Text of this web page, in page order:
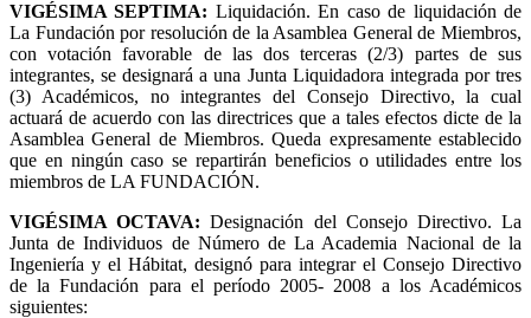
VIGÉSIMA SEPTIMA: Liquidación. En caso de liquidación de
La Fundación por resolución de la Asamblea General de Miembros,
con votación favorable de las dos terceras (2/3) partes de sus
integrantes, se designará a una Junta Liquidadora integrada por tres
(3) Académicos, no integrantes del Consejo Directivo, la cual
actuará de acuerdo con las directrices que a tales efectos dicte de la
Asamblea General de Miembros. Queda expresamente establecido
que en ningún caso se repartirán beneficios o utilidades entre los
miembros de LA FUNDACIÓN.
VIGÉSIMA OCTAVA: Designación del Consejo Directivo. La
Junta de Individuos de Número de La Academia Nacional de la
Ingeniería y el Hábitat, designó para integrar el Consejo Directivo
de la Fundación para el período 2005- 2008 a los Académicos
siguientes: